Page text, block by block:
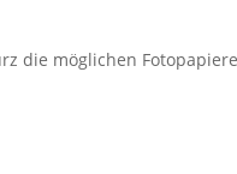
die möglichen